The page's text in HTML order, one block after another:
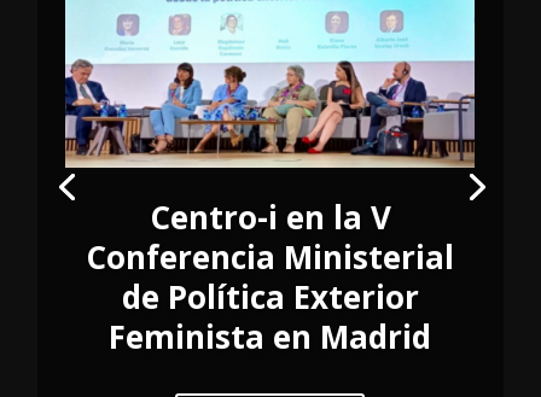
Centro-i en la V
Conferencia Ministerial
de Política Exterior
Feminista en Madrid